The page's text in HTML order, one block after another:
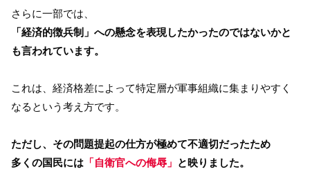
さらに一部では、
「経済的徴兵制」への懸念を表現したかったのではないかと
も言われています。
これは、経済格差によって特定層が軍事組織に集まりやすく
なるという考え方です。
ただし、その問題提起の仕方が極めて不適切だったため
多くの国民には 「自衛官への侮辱」 と映りました。